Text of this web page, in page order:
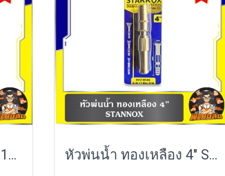
(10 ใบ) ใบมีดคัตเตอร์ 18mm. STANNOX
หัวพ่นน้ำ ทองเหลือง 4" STANNOX